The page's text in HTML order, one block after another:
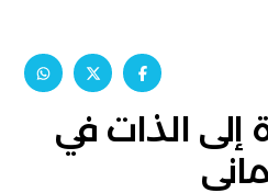
إلى الذات في